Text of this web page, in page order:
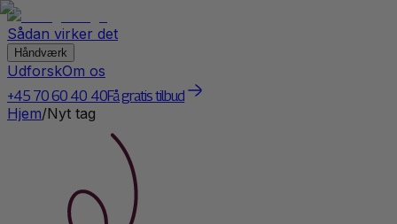
Sådan virker det
Håndværk
UdforskOm os
+45 70 60 40 40Få gratis tilbud
Hjem/Nyt tag